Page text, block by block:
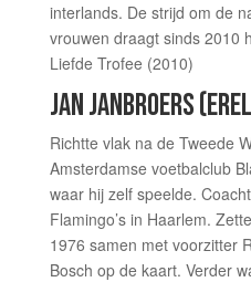
interlands. De strijd om de
vrouwen draagt sinds 2010
Liefde Trofee (2010)
JAN JANBROERS​
Richtte vlak na de Tweede
Amsterdamse voetbalclub
waar hij zelf speelde.
Flamingo’s in Haarlem.
1976 samen met voorzitter
Bosch op de kaart. Verder